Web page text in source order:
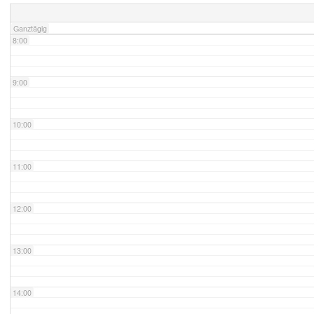
Ganztägig
8:00
9:00
10:00
11:00
12:00
13:00
14:00